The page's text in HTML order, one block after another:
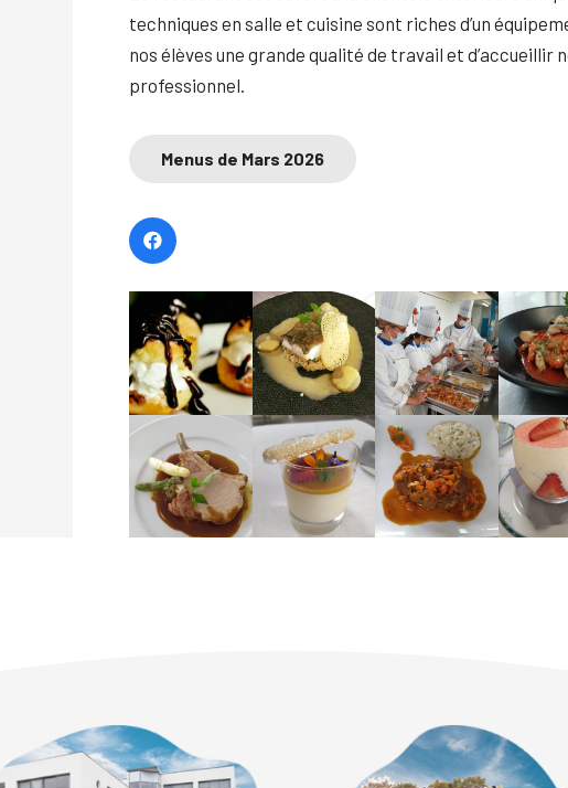
techniques en salle et cuisine sont riches d’un
nos élèves une grande qualité de travail et d’accueillir
professionnel.
Menus de Mars 2026